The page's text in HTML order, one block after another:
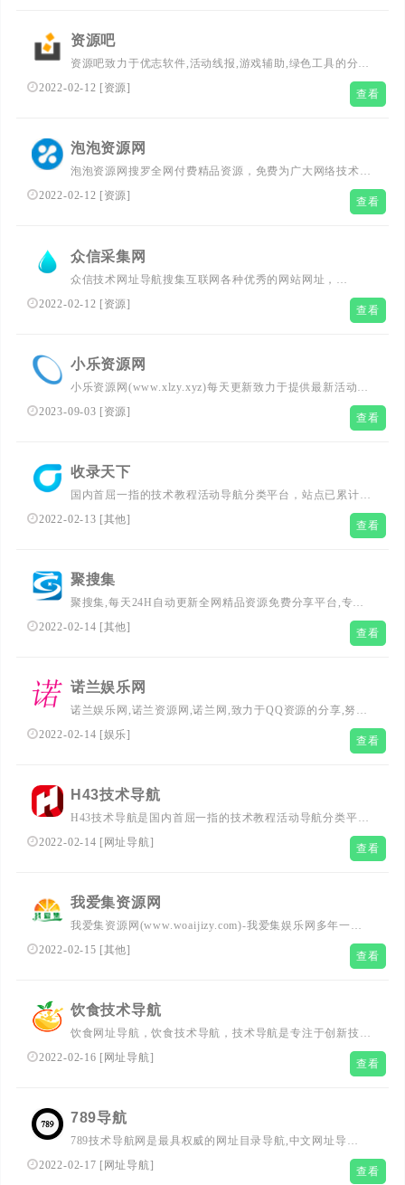
资源吧
资源吧致力于优志软件,活动线报,游戏辅助,绿色工具的分享
发布.拥有全网刚更新电影资源,努力为广大网友提供优志绿
2022-02-12 [资源] 查看
泡泡资源网
泡泡资源网搜罗全网付费精品资源，免费为广大网络技术爱
好者提供专业可靠的资源分享服务，致力QQ技术资讯、网
站源码、易语言编程、活动线报、绿色软件、网络游戏助手
2022-02-12 [资源] 查看
众信采集网
众信技术网址导航搜集互联网各种优秀的网站网址，
（www.zhongxinjs.cn）新技术导航网全力打造全网最实用
简洁的众信技术网址导航基地,一站式网络技术学习起点站,
导航网,学技术,找资源！资源导航一体化的采集平台专业收
录优志网站，分享优志资源如小高级教程，小刀娱乐，小k
娱乐网等！
2022-02-12 [资源] 查看
小乐资源网
小乐资源网(www.xlzy.xyz)每天更新致力于提供最新活动线
报,安卓软件,绿色软件,手机游戏,绿色软件,磁力下载软件等
网络优质内容打造顶尖的网络资源站,致力打造网络技术的
2023-09-03 [资源] 查看
收录天下
国内首屈一指的技术教程活动导航分类平台，站点已累计收
录数千网站，累计为中国网民提供多达数亿的访问点击，满
2022-02-13 [其他] 查看
聚搜集
聚搜集,每天24H自动更新全网精品资源免费分享平台,专注
网络活动线报,技术教程,自学教程,网站源码,技术导航等,聚
2022-02-14 [其他] 查看
诺兰娱乐网
诺兰娱乐网,诺兰资源网,诺兰网,致力于QQ资源的分享,努力
打造为一个最全QQ技术网,QQ技术乐园,教程网,QQ资源网,
提供刚更新QQ活动,QQ技巧,QQ软件,还有电脑技巧以及其
2022-02-14 [娱乐] 查看
H43技术导航
H43技术导航是国内首屈一指的技术教程活动导航分类平
台，站点已累计收录数千网站，累计为中国网民提供多达数
亿的访问点击，满足用户随时查阅最全面最权威的文章资讯
2022-02-14 [ 网址导航] 查看
我爱集资源网
我爱集资源网(www.woaijizy.com)-我爱集娱乐网多年一直
努力专注免费分享QQ技术娱乐、软件、游戏、热门活动等
优志网络资源,坚持分享网络技术资源,努力为各位网友呈现
2022-02-15 [其他] 查看
饮食技术导航
饮食网址导航，饮食技术导航，技术导航是专注于创新技术
相关行业网址导航,提供刚更新原创技术资源分享相关行业
网站网址，一站方便小白学习技术启航点，倾匠心设计、建
2022-02-16 [ 网址导航] 查看
789导航
789技术导航网是最具权威的网址目录导航,中文网址导
航,qq技术导航,上网导航,汇集最优秀的网站及资源。及时收
录影视,音乐,小说,论坛,游戏等分类的网址和内容,让您的网
2022-02-17 [ 网址导航] 查看